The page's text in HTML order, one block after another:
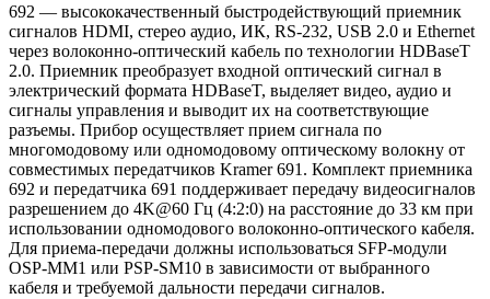
692 — высококачественный быстродействующий приемник
сигналов HDMI, стерео аудио, ИК, RS-232, USB 2.0 и Ethernet
через волоконно-оптический кабель по технологии HDBaseT
2.0. Приемник преобразует входной оптический сигнал в
электрический формата HDBaseT, выделяет видео, аудио и
сигналы управления и выводит их на соответствующие
разъемы. Прибор осуществляет прием сигнала по
многомодовому или одномодовому оптическому волокну от
совместимых передатчиков Kramer 691. Комплект приемника
692 и передатчика 691 поддерживает передачу видеосигналов
разрешением до 4K@60 Гц (4:2:0) на расстояние до 33 км при
использовании одномодового волоконно-оптического кабеля.
Для приема-передачи должны использоваться SFP-модули
OSP-MM1 или PSP-SM10 в зависимости от выбранного
кабеля и требуемой дальности передачи сигналов.